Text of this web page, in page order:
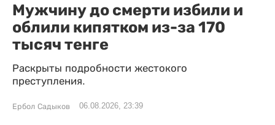
Мужчину до смерти избили и
облили кипятком из-за 170
тысяч тенге
Раскрыты подробности жестокого
преступления.
Ербол Садыков 06.08.2026, 23:39